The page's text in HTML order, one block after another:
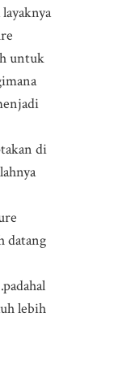
untuk
di
datang
lebih